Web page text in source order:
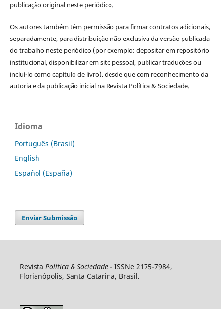
publicação original neste periódico.
Os autores também têm permissão para firmar contratos adicionais,
separadamente, para distribuição não exclusiva da versão publicada
do trabalho neste periódico (por exemplo: depositar em repositório
institucional, disponibilizar em site pessoal, publicar traduções ou
incluí-lo como capítulo de livro), desde que com reconhecimento da
autoria e da publicação inicial na Revista Política & Sociedade.
Idioma
Português (Brasil)
English
Español (España)
Enviar Submissão
Revista Política & Sociedade- ISSNe 2175-7984,
Florianópolis, Santa Catarina, Brasil.